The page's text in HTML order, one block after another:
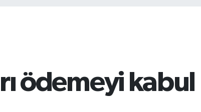
ödemeyi kabul